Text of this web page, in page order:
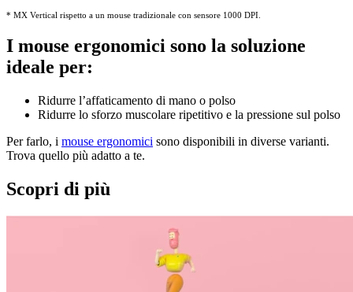
* MX Vertical rispetto a un mouse tradizionale con sensore 1000 DPI.
I mouse ergonomici sono la soluzione
ideale per:
Ridurre l’affaticamento di mano o polso
Ridurre lo sforzo muscolare ripetitivo e la pressione sul polso
Per farlo, i mouse ergonomici sono disponibili in diverse varianti.
Trova quello più adatto a te.
Scopri di più